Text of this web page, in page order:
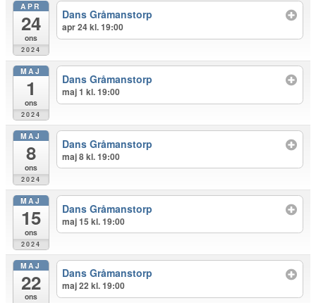
APR
24
ons
2024
Dans Gråmanstorp
apr 24 kl. 19:00
MAJ
1
ons
2024
Dans Gråmanstorp
maj 1 kl. 19:00
MAJ
8
ons
2024
Dans Gråmanstorp
maj 8 kl. 19:00
MAJ
15
ons
2024
Dans Gråmanstorp
maj 15 kl. 19:00
MAJ
22
ons
Dans Gråmanstorp
maj 22 kl. 19:00